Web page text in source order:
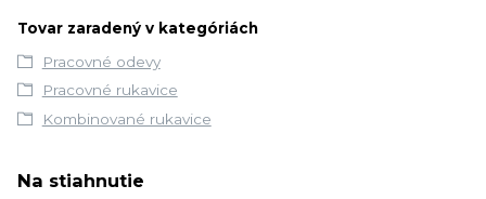
Tovar zaradený v kategóriách
Pracovné odevy
Pracovné rukavice
Kombinované rukavice
Na stiahnutie